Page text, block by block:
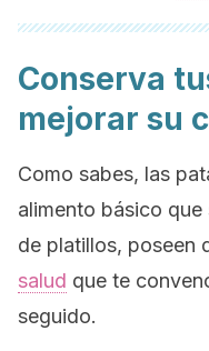
Conserva
mejorar su
Como sabes, las
alimento básico
de platillos, poseen
salud que te
seguido.